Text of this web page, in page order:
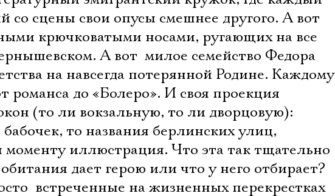
сцены свои опусы смешнее другого. А вот 
крючковатыми носами, ругающих на все
А вот  милое семейство Федора
на навсегда потерянной Родине. Каждому
романса до «Болеро». И своя проекция
(то ли вокзальную, то ли дворцовую):
то названия берлинских улиц,
моменту иллюстрация. Что эта так тщательно
дает герою или что у него отбирает?
 встреченные на жизненных перекрестках